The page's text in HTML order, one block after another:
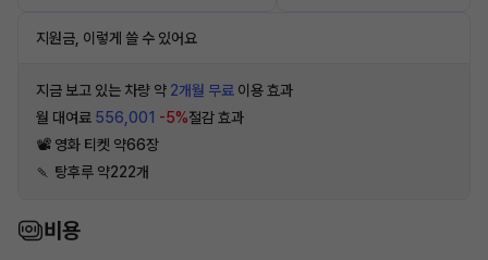
지원금, 이렇게 쓸 수 있어요
지금 보고 있는 차량 약 2개월 무료 이용 효과
월 대여료 556,001 -5%절감 효과
📽 영화 티켓 약66장
🍡 탕후루 약222개
비용